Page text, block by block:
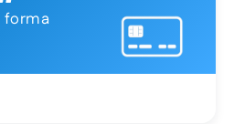
forma